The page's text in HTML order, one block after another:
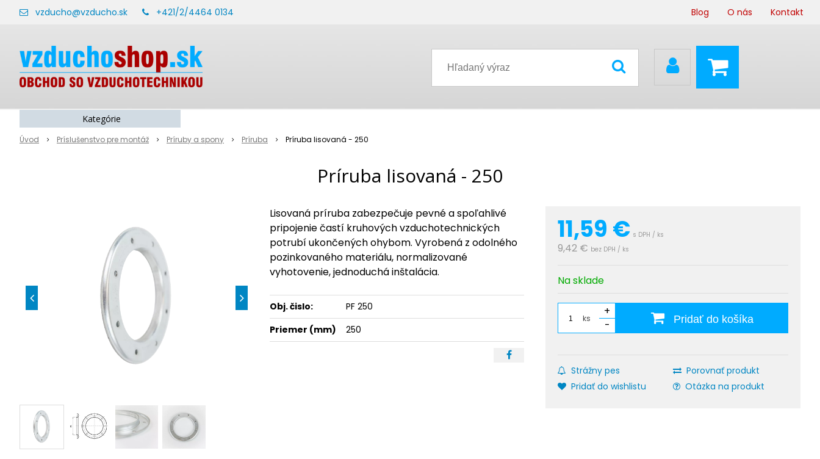
vzducho@vzducho.sk +421/2/4464 0134 Blog O nás Kontakt
Úvod Príslušenstvo pre montáž Príruby a spony Príruba Príruba lisovaná - 250
Príruba lisovaná - 250
11,59 € s DPH / ks
9,42 € bez DPH / ks
Na sklade
ks
+
-
Pridať do košíka
Strážny pes
Porovnať produkt
Pridať do wishlistu
Otázka na produkt
Lisovaná príruba zabezpečuje pevné a spoľahlivé
pripojenie častí kruhových vzduchotechnických
potrubí ukončených ohybom. Vyrobená z odolného
pozinkovaného materiálu, normalizované
vyhotovenie, jednoduchá inštalácia.
Obj. čislo:
PF 250
Priemer (mm)
250
Kategórie